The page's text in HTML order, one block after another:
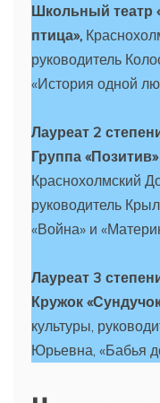
Школьный театр
птица»,
руководитель
«История одной
Лауреат 2
Группа «Позитив»
Краснохолмский
руководитель
«Война» и
Лауреат 3
Кружок
культуры,
Юрьевна, «Бабья